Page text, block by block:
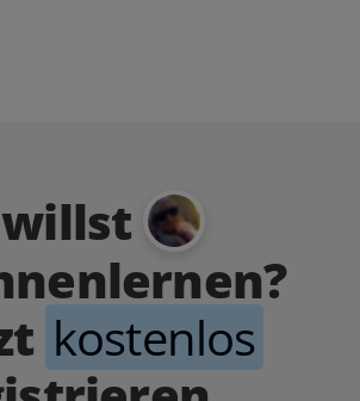
kostenlos